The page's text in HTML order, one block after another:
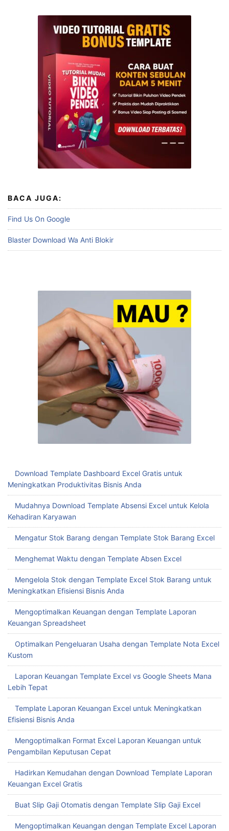
BACA JUGA:
Find Us On Google
Blaster Download Wa Anti Blokir
Download Template Dashboard Excel Gratis untuk
Meningkatkan Produktivitas Bisnis Anda
Mudahnya Download Template Absensi Excel untuk Kelola
Kehadiran Karyawan
Mengatur Stok Barang dengan Template Stok Barang Excel
Menghemat Waktu dengan Template Absen Excel
Mengelola Stok dengan Template Excel Stok Barang untuk
Meningkatkan Efisiensi Bisnis Anda
Mengoptimalkan Keuangan dengan Template Laporan
Keuangan Spreadsheet
Optimalkan Pengeluaran Usaha dengan Template Nota Excel
Kustom
Laporan Keuangan Template Excel vs Google Sheets Mana
Lebih Tepat
Template Laporan Keuangan Excel untuk Meningkatkan
Efisiensi Bisnis Anda
Mengoptimalkan Format Excel Laporan Keuangan untuk
Pengambilan Keputusan Cepat
Hadirkan Kemudahan dengan Download Template Laporan
Keuangan Excel Gratis
Buat Slip Gaji Otomatis dengan Template Slip Gaji Excel
Mengoptimalkan Keuangan dengan Template Excel Laporan